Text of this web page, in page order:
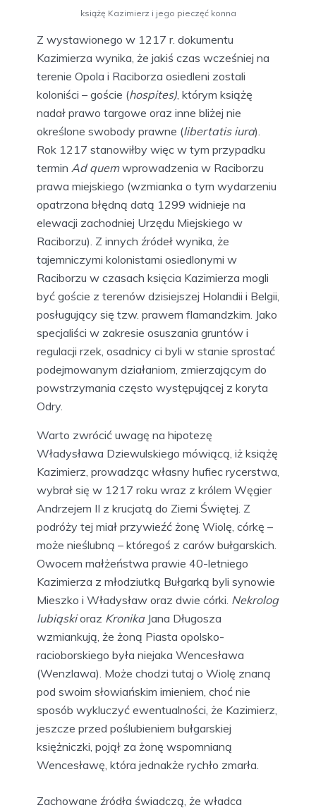
książę Kazimierz i jego pieczęć konna
Z wystawionego w 1217 r. dokumentu
Kazimierza wynika, że jakiś czas wcześniej na
terenie Opola i Raciborza osiedleni zostali
koloniści – goście (hospites) , którym książę
nadał prawo targowe oraz inne bliżej nie
określone swobody prawne (libertatis iura).
Rok 1217 stanowiłby więc w tym przypadku
termin Ad quemwprowadzenia w Raciborzu
prawa miejskiego (wzmianka o tym wydarzeniu
opatrzona błędną datą 1299 widnieje na
elewacji zachodniej Urzędu Miejskiego w
Raciborzu). Z innych źródeł wynika, że
tajemniczymi kolonistami osiedlonymi w
Raciborzu w czasach księcia Kazimierza mogli
być goście z terenów dzisiejszej Holandii i Belgii,
posługujący się tzw. prawem flamandzkim. Jako
specjaliści w zakresie osuszania gruntów i
regulacji rzek, osadnicy ci byli w stanie sprostać
podejmowanym działaniom, zmierzającym do
powstrzymania często występującej z koryta
Odry.
Warto zwrócić uwagę na hipotezę
Władysława Dziewulskiego mówiącą, iż książę
Kazimierz, prowadząc własny hufiec rycerstwa,
wybrał się w 1217 roku wraz z królem Węgier
Andrzejem II z krucjatą do Ziemi Świętej. Z
podróży tej miał przywieźć żonę Wiolę, córkę –
może nieślubną – któregoś z carów bułgarskich.
Owocem małżeństwa prawie 40-letniego
Kazimierza z młodziutką Bułgarką byli synowie
Mieszko i Władysław oraz dwie córki. Nekrolog
lubiąskioraz Kronika Jana Długosza
wzmiankują, że żoną Piasta opolsko-
racioborskiego była niejaka Wencesława
(Wenzlawa). Może chodzi tutaj o Wiolę znaną
pod swoim słowiańskim imieniem, choć nie
sposób wykluczyć ewentualności, że Kazimierz,
jeszcze przed poślubieniem bułgarskiej
księżniczki, pojął za żonę wspomnianą
Wencesławę, która jednakże rychło zmarła.
Zachowane źródła świadczą, że władca